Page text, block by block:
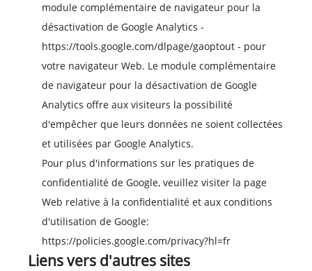
module complémentaire de navigateur pour la
désactivation de Google Analytics -
https://tools.google.com/dlpage/gaoptout - pour
votre navigateur Web. Le module complémentaire
de navigateur pour la désactivation de Google
Analytics offre aux visiteurs la possibilité
d'empêcher que leurs données ne soient collectées
et utilisées par Google Analytics.
Pour plus d'informations sur les pratiques de
confidentialité de Google, veuillez visiter la page
Web relative à la confidentialité et aux conditions
d'utilisation de Google:
https://policies.google.com/privacy?hl=fr
Liens vers d'autres sites